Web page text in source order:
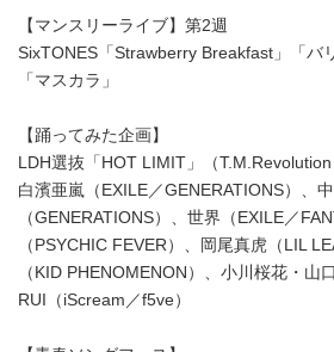
【マンスリーライブ】第2週
SixTONES「Strawberry Breakfast」「バ
「マスカラ」
【踊ってみた企画】
LDH選抜「HOT LIMIT」（T.M.Revolution
白濱亜嵐（EXILE／GENERATIONS）、
（GENERATIONS）、世界（EXILE／
（PSYCHIC FEVER）、岡尾真虎（LIL
（KID PHENOMENON）、小川桜花・山
RUI（iScream／f5ve）